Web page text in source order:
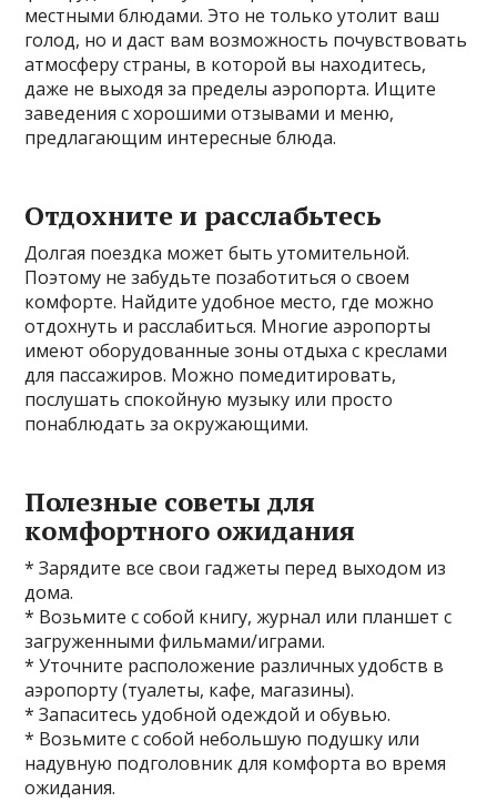
местными блюдами. Это не только утолит ваш
голод, но и даст вам возможность почувствовать
атмосферу страны, в которой вы находитесь,
даже не выходя за пределы аэропорта. Ищите
заведения с хорошими отзывами и меню,
предлагающим интересные блюда.
Отдохните и расслабьтесь
Долгая поездка может быть утомительной.
Поэтому не забудьте позаботиться о своем
комфорте. Найдите удобное место, где можно
отдохнуть и расслабиться. Многие аэропорты
имеют оборудованные зоны отдыха с креслами
для пассажиров. Можно помедитировать,
послушать спокойную музыку или просто
понаблюдать за окружающими.
Полезные советы для
комфортного ожидания
* Зарядите все свои гаджеты перед выходом из
дома.
* Возьмите с собой книгу, журнал или планшет с
загруженными фильмами/играми.
* Уточните расположение различных удобств в
аэропорту (туалеты, кафе, магазины).
* Запаситесь удобной одеждой и обувью.
* Возьмите с собой небольшую подушку или
надувную подголовник для комфорта во время
ожидания.